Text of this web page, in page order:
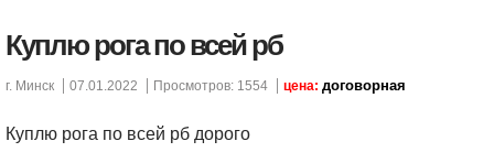
Куплю рога по всей рб
г. Минск 07.01.2022 Просмотров: 1554 цена: договорная
Куплю рога по всей рб дорого